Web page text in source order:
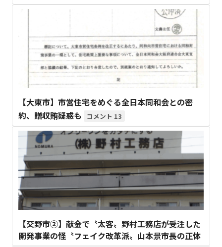
【大東市】市営住宅をめぐる全日本同和会との密
約、贈収賄疑惑も
13
【交野市②】献金で〝太客〟野村工務店が受注した
開発事業の怪〝フェイク改革派〟山本景市長の正体